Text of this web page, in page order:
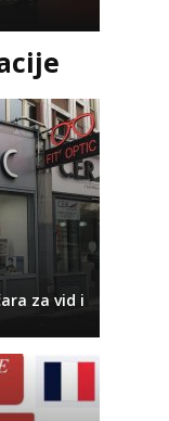
za vid i